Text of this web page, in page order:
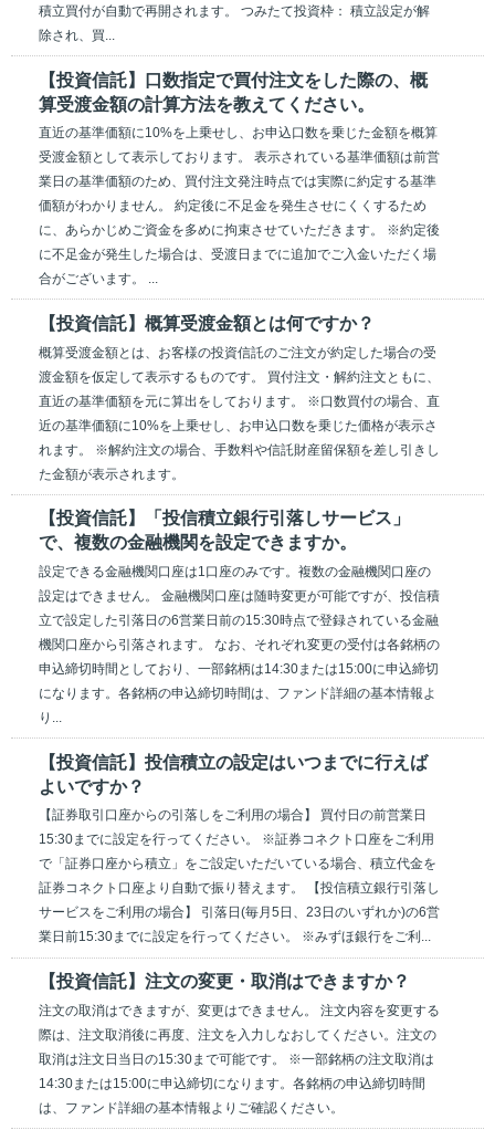
積立買付が自動で再開されます。 つみたて投資枠： 積立設定が解
除され、買...
【投資信託】口数指定で買付注文をした際の、概
算受渡金額の計算方法を教えてください。
直近の基準価額に10%を上乗せし、お申込口数を乗じた金額を概算
受渡金額として表示しております。 表示されている基準価額は前営
業日の基準価額のため、買付注文発注時点では実際に約定する基準
価額がわかりません。 約定後に不足金を発生させにくくするため
に、あらかじめご資金を多めに拘束させていただきます。 ※約定後
に不足金が発生した場合は、受渡日までに追加でご入金いただく場
合がございます。 ...
【投資信託】概算受渡金額とは何ですか？
概算受渡金額とは、お客様の投資信託のご注文が約定した場合の受
渡金額を仮定して表示するものです。 買付注文・解約注文ともに、
直近の基準価額を元に算出をしております。 ※口数買付の場合、直
近の基準価額に10%を上乗せし、お申込口数を乗じた価格が表示さ
れます。 ※解約注文の場合、手数料や信託財産留保額を差し引きし
た金額が表示されます。
【投資信託】「投信積立銀行引落しサービス」
で、複数の金融機関を設定できますか。
設定できる金融機関口座は1口座のみです。複数の金融機関口座の
設定はできません。 金融機関口座は随時変更が可能ですが、投信積
立で設定した引落日の6営業日前の15:30時点で登録されている金融
機関口座から引落されます。 なお、それぞれ変更の受付は各銘柄の
申込締切時間としており、一部銘柄は14:30または15:00に申込締切
になります。各銘柄の申込締切時間は、ファンド詳細の基本情報よ
り...
【投資信託】投信積立の設定はいつまでに行えば
よいですか？
【証券取引口座からの引落しをご利用の場合】 買付日の前営業日
15:30までに設定を行ってください。 ※証券コネクト口座をご利用
で「証券口座から積立」をご設定いただいている場合、積立代金を
証券コネクト口座より自動で振り替えます。 【投信積立銀行引落し
サービスをご利用の場合】 引落日(毎月5日、23日のいずれか)の6営
業日前15:30までに設定を行ってください。 ※みずほ銀行をご利...
【投資信託】注文の変更・取消はできますか？
注文の取消はできますが、変更はできません。 注文内容を変更する
際は、注文取消後に再度、注文を入力しなおしてください。注文の
取消は注文日当日の15:30まで可能です。 ※一部銘柄の注文取消は
14:30または15:00に申込締切になります。各銘柄の申込締切時間
は、ファンド詳細の基本情報よりご確認ください。